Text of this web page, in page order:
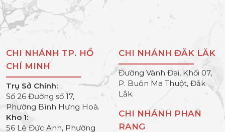
CHI NHÁNH TP. HỒ
CHÍ MINH
Trụ Sở Chính:
Số 26 Đường số 17,
Phường Bình Hưng Hoà.
Kho 1:
56 Lê Đức Anh, Phường
CHI NHÁNH ĐĂK LĂK
Đường Vành Đai, Khối 07,
P. Buôn Ma Thuột, Đắk
Lắk.
CHI NHÁNH PHAN
RANG